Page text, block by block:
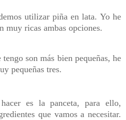
utilizar piña en lata.Yo he
muy ricas ambas opciones.
son más bien pequeñas, he
pequeñas tres.
es la panceta, para ello,
que vamos a necesitar.